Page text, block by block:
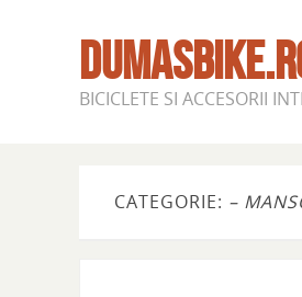
BICICLETE SI ACCESORII
CATEGORIE: –